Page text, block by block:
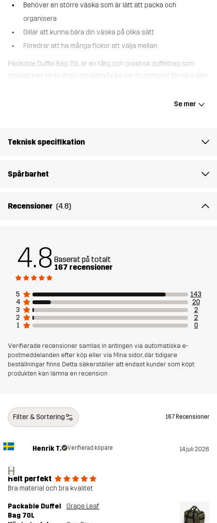
Behöver en större väska som är lätt att packa och
organisera
Gillar att kunna bära din väska på olika sätt
Föredrar att ha många fickor att välja mellan.
Packable Duffel Bag 70L är en tålig och praktisk duffelbag som
smidigt kan vikas ihop i sin egen ficka när du behöver förvara den.
ryggsäcksremmarna och sidohandtagen stoppas undan när de
utsidan, och dragkedjorna på toppen är täckta för att skydda mot
fukt. Oroa dig inte för att duffelbagen ska bli smutsig - det
av förvaringsmöjligheter och flera bäralternativ kan du verkligen
Material 1
95% Polyester, 5% Thermoplastic
Foder 1 100% Polyester
Vikt 1592g
Skapad för ALL-ROUND
Artikelnummer
Se mer
Teknisk specifikation
Spårbarhet
Recensioner (4.8)
4.8 Baserat på totalt
167 recensioner
5
143
4
20
3
2
2
2
1
0
Verifierade recensioner samlas in antingen via automatiska e-
postmeddelanden efter köp eller via Mina sidor, där tidigare
beställningar finns. Detta säkerställer att endast kunder som köpt
produkten kan lämna en recension
Filter & Sortering 167 Recensioner
H
Henrik T. Verifierad köpare 14 juli 2026
Helt perfekt
Bra material och bra kvalitet
Packable Duffel
Bag 70L
Grape Leaf